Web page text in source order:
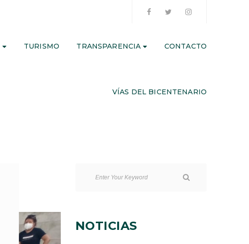
TURISMO TRANSPARENCIA CONTACTO
VÍAS DEL BICENTENARIO
NOTICIAS